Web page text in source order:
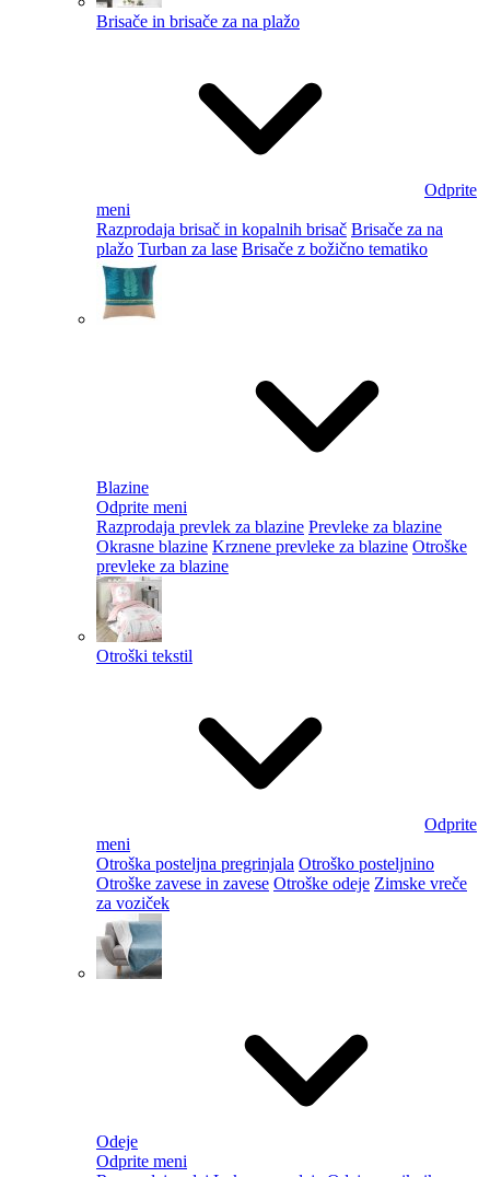
Brisače in brisače za na plažo
Odprite
meni
Razprodaja brisač in kopalnih brisač Brisače za na
plažo Turban za lase Brisače z božično tematiko
Blazine
Odprite meni
Razprodaja prevlek za blazine Prevleke za blazine
Okrasne blazine Krznene prevleke za blazine Otroške
prevleke za blazine
Otroški tekstil
Odprite
meni
Otroška posteljna pregrinjala Otroško posteljnino
Otroške zavese in zavese Otroške odeje Zimske vreče
za voziček
Odeje
Odprite meni